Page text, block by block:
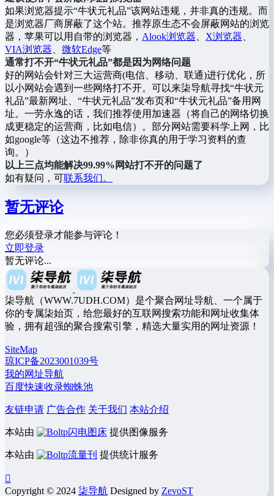
如果浏览器提示“牛状元礼品”该网站违规，并非真的违规。而
是浏览器厂商屏蔽了这个站。推荐原生态不会屏蔽网站的浏览
器，苹果可以用自带的浏览器， Alook浏览器 X浏览器
VIA浏览器
微软Edge等
通常打不开“牛状元礼品”都是因为网络问题
好的网站会针对三大运营商(电信、移动、联通)进行优化，所
以小网站会遇到一些网络打不开。可以来柒导航寻找“牛状元
礼品”最新网址、“牛状元礼品”发布页和“牛状元礼品”备用网
址。一劳永逸的话，我们推荐使用加速器（将自己的网络切换
成更稳定的运营商，比如电信）。部分网站需要科学上网，比
如google等（这边不推荐，除非你真的用于学习资料的查
询。）
以上三点均能解决99.99%网站打不开的问题了
如有疑问，可联系我们。
暂无评论
您必须登录才能参与评论！
立即登录
暂无评论...
柒导航（WWW.7UDH.COM）是个聚合网址导航、一个属于
你的专属柒始页，给您最好的互联网搜索功能和网址收集体
验，拥有超强的聚合搜索引擎，精选大量实用的网址资源！
SiteMap
琼ICP备2023001039号
我的网址导航
百度快速收录蜘蛛池
友链申请 广告合作 关于我们 本站介绍
本站由 闪电图床 提供图像服务
本站由 流量刊 提供统计服务
Copyright © 2024 柒导航 Designed by ZevoST